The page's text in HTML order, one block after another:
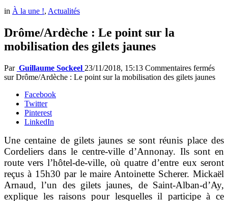
in À la une !, Actualités
Drôme/Ardèche : Le point sur la
mobilisation des gilets jaunes
Par Guillaume Sockeel 23/11/2018, 15:13 Commentaires fermés
sur Drôme/Ardèche : Le point sur la mobilisation des gilets jaunes
Facebook
Twitter
Pinterest
LinkedIn
Une centaine de gilets jaunes se sont réunis place des
Cordeliers dans le centre-ville d’Annonay. Ils sont en
route vers l’hôtel-de-ville, où quatre d’entre eux seront
reçus à 15h30 par le maire Antoinette Scherer. Mickaël
Arnaud, l’un des gilets jaunes, de Saint-Alban-d’Ay,
explique les raisons pour lesquelles il participe à ce